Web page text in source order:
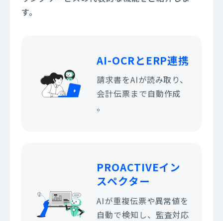
す。
AI-OCRとERP連携
請求書をAIが読み取り、
会計伝票まで自動作成
。
PROACTIVEイン
スペクター
AIが重複伝票や異常値を
自動で検知し、監査対応